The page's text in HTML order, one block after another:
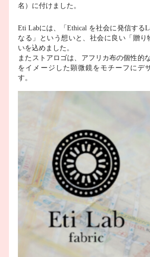
名）に付けました。
Eti Labには、「Ethical を社会に発信する
なる」という想いと、 社会に良い「贈り
いを込めました。
またストアロゴは、アフリカ布の個性的
をイメージした顕微鏡をモチーフにデ
す。